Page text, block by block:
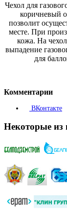
Чехол для
коричневый
позволит
месте. При
кожа. На
выпадение
для
Комментарии
ВКонтакте
Некоторые из